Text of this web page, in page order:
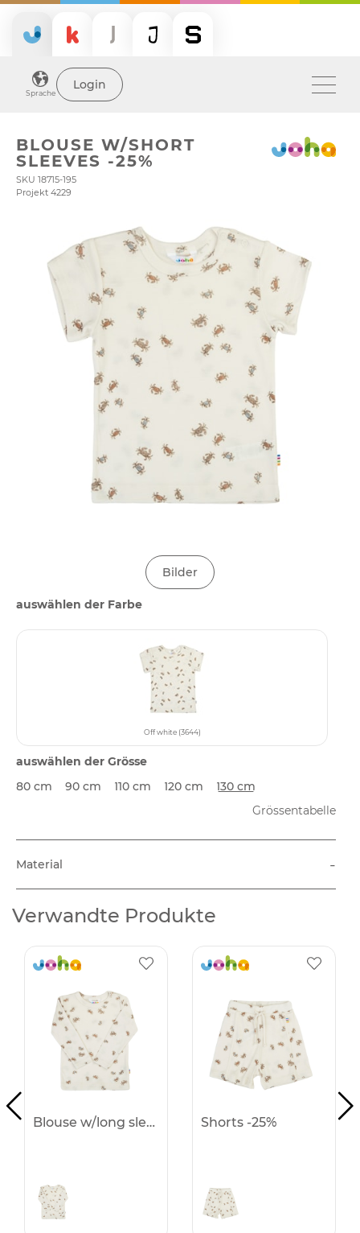
Sprache
Login
BLOUSE W/SHORT
SLEEVES -25%
SKU 18715-195
Projekt 4229
Bilder
auswählen der Farbe
Off white (3644)
auswählen der Grösse
80 cm
90 cm 110 cm 120 cm
130 cm
Grössentabelle
Material -
Verwandte Produkte
Blouse w/long sleeves -25% Shorts -25%